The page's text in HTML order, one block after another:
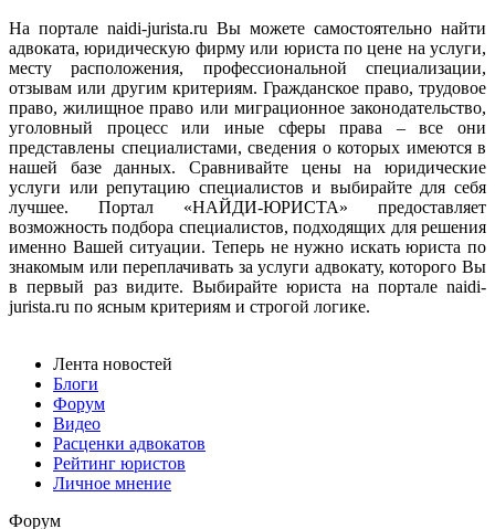
На портале naidi-jurista.ru Вы можете самостоятельно найти
адвоката, юридическую фирму или юриста по цене на услуги,
месту расположения, профессиональной специализации,
отзывам или другим критериям. Гражданское право, трудовое
право, жилищное право или миграционное законодательство,
уголовный процесс или иные сферы права – все они
представлены специалистами, сведения о которых имеются в
нашей базе данных. Сравнивайте цены на юридические
услуги или репутацию специалистов и выбирайте для себя
лучшее. Портал «НАЙДИ-ЮРИСТА» предоставляет
возможность подбора специалистов, подходящих для решения
именно Вашей ситуации. Теперь не нужно искать юриста по
знакомым или переплачивать за услуги адвокату, которого Вы
в первый раз видите. Выбирайте юриста на портале naidi-
jurista.ru по ясным критериям и строгой логике.
Лента новостей
Блоги
Форум
Видео
Расценки адвокатов
Рейтинг юристов
Личное мнение
Форум